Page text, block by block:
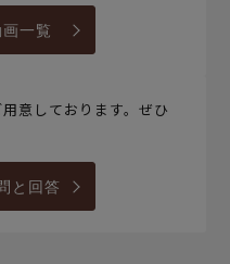
一覧
意しております。ぜひ
と回答